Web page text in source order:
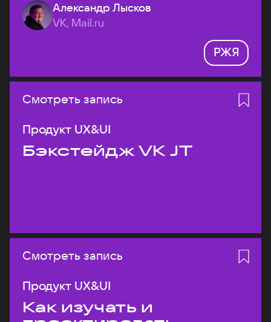
Александр Лысков
VK, Mail.ru
РЖЯ
Смотреть запись
Продукт UX&UI
Бэкстейдж VK JT
Смотреть запись
Продукт UX&UI
Как изучать и